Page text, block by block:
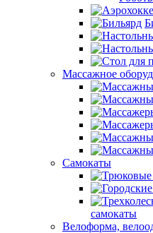
Массажное
Самокаты
самокаты
Велоформа,